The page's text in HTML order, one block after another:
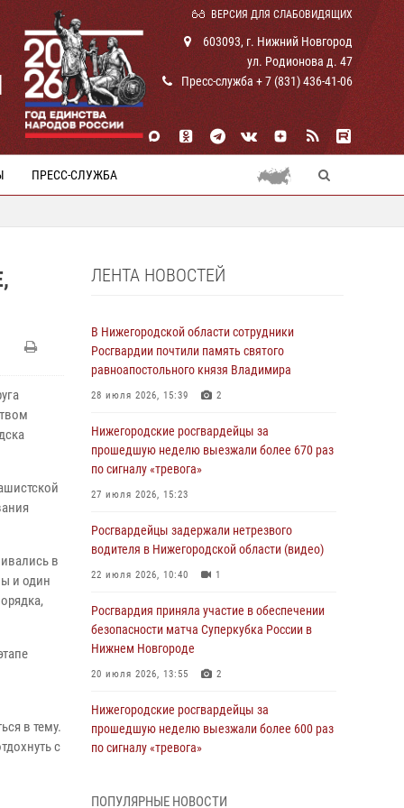
ВЕРСИЯ ДЛЯ СЛАБОВИДЯЩИХ
603093, г. Нижний Новгород
ул. Родионова д. 47
Пресс-служба + 7 (831) 436-41-06
ПРЕСС-СЛУЖБА
в
и один
в тему.
с
ЛЕНТА НОВОСТЕЙ
В Нижегородской области сотрудники
Росгвардии почтили память святого
равноапостольного князя Владимира
28 июля 2026, 15:39 2
Нижегородские росгвардейцы за
прошедшую неделю выезжали более 670 раз
по сигналу «тревога»
27 июля 2026, 15:23
Росгвардейцы задержали нетрезвого
водителя в Нижегородской области (видео)
22 июля 2026, 10:40 1
Росгвардия приняла участие в обеспечении
безопасности матча Суперкубка России в
Нижнем Новгороде
20 июля 2026, 13:55 2
Нижегородские росгвардейцы за
прошедшую неделю выезжали более 600 раз
по сигналу «тревога»
ПОПУЛЯРНЫЕ НОВОСТИ